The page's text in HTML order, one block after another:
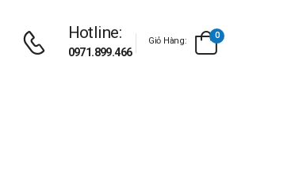
Hotline:
0971.899.466
Giỏ Hàng:
0